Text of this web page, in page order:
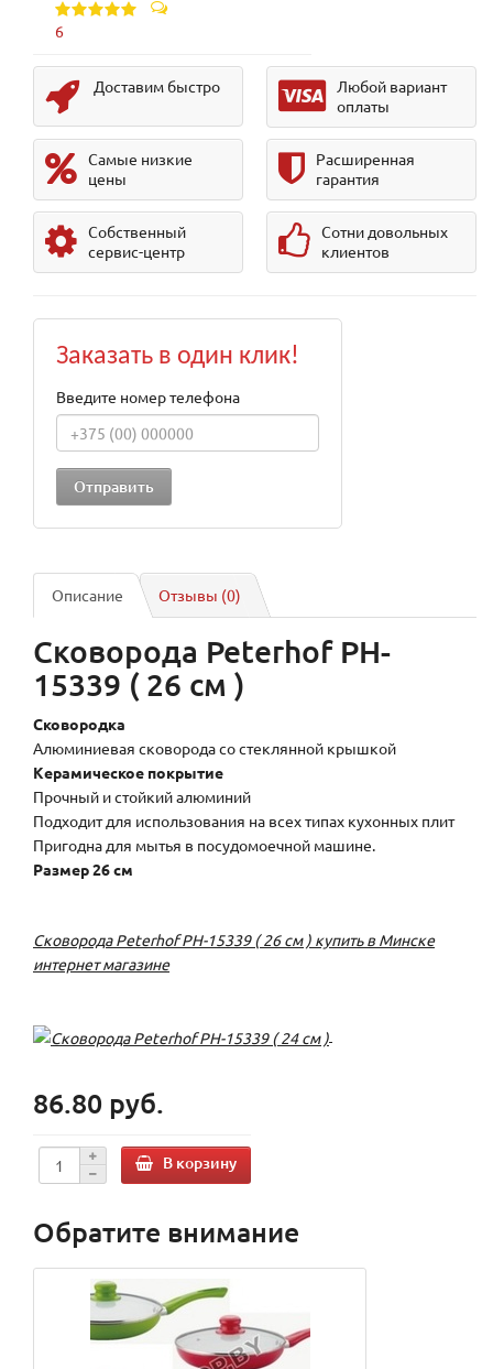
6
Доставим быстро
Любой вариант
оплаты
Самые низкие
цены
Расширенная
гарантия
Собственный
сервис-центр
Сотни довольных
клиентов
Заказать в один клик!
Введите номер телефона
Описание Отзывы (0)
Сковорода Peterhof PH-
15339 ( 26 см )
Сковородка
Алюминиевая сковорода со стеклянной крышкой
Керамическое покрытие
Прочный и стойкий алюминий
Подходит для использования на всех типах кухонных плит
Пригодна для мытья в посудомоечной машине.
Размер 26 см
Сковорода Peterhof PH-15339 ( 26 см ) купить в Минске
интернет магазине
86.80 руб.
В корзину
Обратите внимание